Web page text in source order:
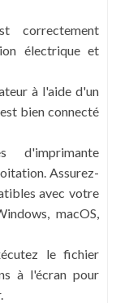
correctement
électrique et
à l'aide d'un
bien connecté
d'imprimante
Assurez-
avec votre
macOS,
le fichier
à l'écran pour